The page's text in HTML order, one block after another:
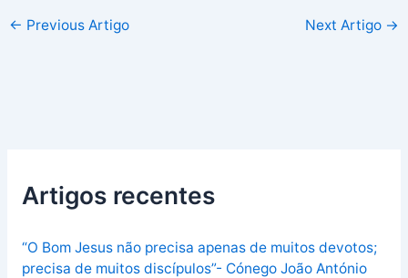
← Previous Artigo Next Artigo →
Artigos recentes
“O Bom Jesus não precisa apenas de muitos devotos;
precisa de muitos discípulos”- Cónego João António